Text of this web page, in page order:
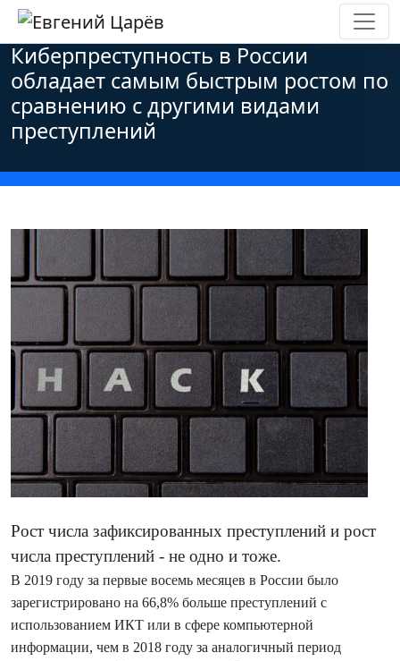
Главная»Новости»Персональные данные
Киберпреступность в России
обладает самым быстрым ростом по
сравнению с другими видами
преступлений
Рост числа зафиксированных преступлений и рост
числа преступлений - не одно и тоже.
В 2019 году за первые восемь месяцев в России было
зарегистрировано на 66,8% больше преступлений с
использованием ИКТ или в сфере компьютерной
информации, чем в 2018 году за аналогичный период